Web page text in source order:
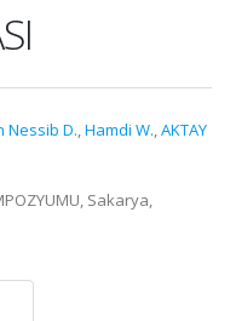
Nessib D.,Hamdi W.,AKTAY
Sakarya,